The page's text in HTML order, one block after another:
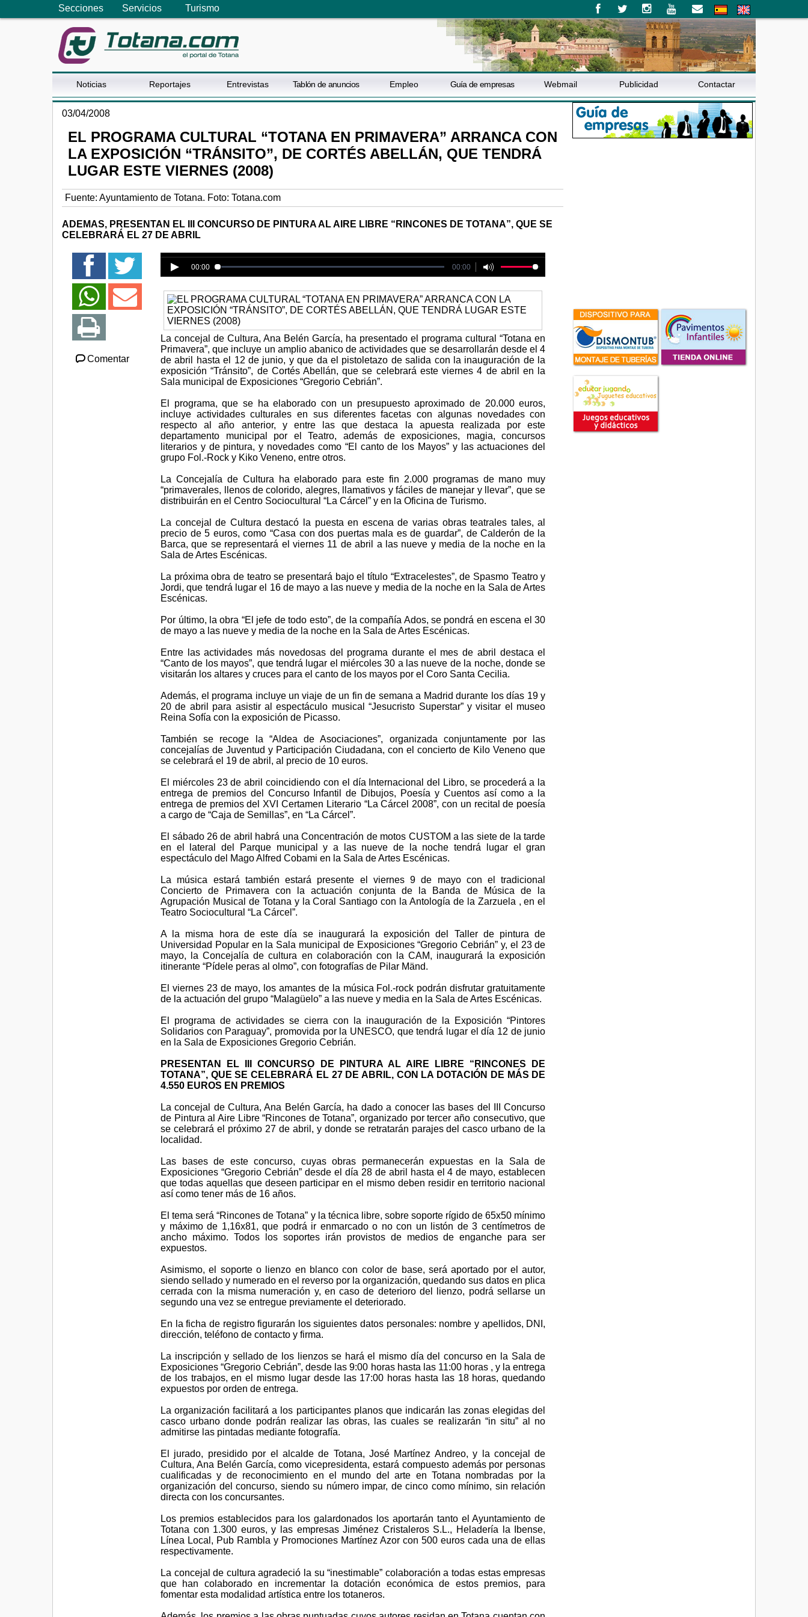
Secciones Servicios Turismo
Noticias Reportajes Entrevistas Tablón de anuncios Empleo Guía de empresas Webmail Publicidad Contactar
03/04/2008
EL PROGRAMA CULTURAL “TOTANA EN PRIMAVERA” ARRANCA CON
LA EXPOSICIÓN “TRÁNSITO”, DE CORTÉS ABELLÁN, QUE TENDRÁ
LUGAR ESTE VIERNES (2008)
Fuente: Ayuntamiento de Totana. Foto: Totana.com
ADEMAS, PRESENTAN EL III CONCURSO DE PINTURA AL AIRE LIBRE “RINCONES DE TOTANA”, QUE SE
CELEBRARÁ EL 27 DE ABRIL
Comentar
Error loading media: File could not be played
00:00 00:00
La concejal de Cultura, Ana Belén García, ha presentado el programa cultural “Totana en
Primavera”, que incluye un amplio abanico de actividades que se desarrollarán desde el 4
de abril hasta el 12 de junio, y que da el pistoletazo de salida con la inauguración de la
exposición “Tránsito”, de Cortés Abellán, que se celebrará este viernes 4 de abril en la
Sala municipal de Exposiciones “Gregorio Cebrián”.
El programa, que se ha elaborado con un presupuesto aproximado de 20.000 euros,
incluye actividades culturales en sus diferentes facetas con algunas novedades con
respecto al año anterior, y entre las que destaca la apuesta realizada por este
departamento municipal por el Teatro, además de exposiciones, magia, concursos
literarios y de pintura, y novedades como “El canto de los Mayos” y las actuaciones del
grupo Fol.-Rock y Kiko Veneno, entre otros.
La Concejalía de Cultura ha elaborado para este fin 2.000 programas de mano muy
“primaverales, llenos de colorido, alegres, llamativos y fáciles de manejar y llevar”, que se
distribuirán en el Centro Sociocultural “La Cárcel” y en la Oficina de Turismo.
La concejal de Cultura destacó la puesta en escena de varias obras teatrales tales, al
precio de 5 euros, como “Casa con dos puertas mala es de guardar”, de Calderón de la
Barca, que se representará el viernes 11 de abril a las nueve y media de la noche en la
Sala de Artes Escénicas.
La próxima obra de teatro se presentará bajo el título “Extracelestes”, de Spasmo Teatro y
Jordi, que tendrá lugar el 16 de mayo a las nueve y media de la noche en la Sala de Artes
Escénicas.
Por último, la obra “El jefe de todo esto”, de la compañía Ados, se pondrá en escena el 30
de mayo a las nueve y media de la noche en la Sala de Artes Escénicas.
Entre las actividades más novedosas del programa durante el mes de abril destaca el
“Canto de los mayos”, que tendrá lugar el miércoles 30 a las nueve de la noche, donde se
visitarán los altares y cruces para el canto de los mayos por el Coro Santa Cecilia.
Además, el programa incluye un viaje de un fin de semana a Madrid durante los días 19 y
20 de abril para asistir al espectáculo musical “Jesucristo Superstar” y visitar el museo
Reina Sofía con la exposición de Picasso.
También se recoge la “Aldea de Asociaciones”, organizada conjuntamente por las
concejalías de Juventud y Participación Ciudadana, con el concierto de Kilo Veneno que
se celebrará el 19 de abril, al precio de 10 euros.
El miércoles 23 de abril coincidiendo con el día Internacional del Libro, se procederá a la
entrega de premios del Concurso Infantil de Dibujos, Poesía y Cuentos así como a la
entrega de premios del XVI Certamen Literario “La Cárcel 2008”, con un recital de poesía
a cargo de “Caja de Semillas”, en “La Cárcel”.
El sábado 26 de abril habrá una Concentración de motos CUSTOM a las siete de la tarde
en el lateral del Parque municipal y a las nueve de la noche tendrá lugar el gran
espectáculo del Mago Alfred Cobami en la Sala de Artes Escénicas.
La música estará también estará presente el viernes 9 de mayo con el tradicional
Concierto de Primavera con la actuación conjunta de la Banda de Música de la
Agrupación Musical de Totana y la Coral Santiago con la Antología de la Zarzuela , en el
Teatro Sociocultural “La Cárcel”.
A la misma hora de este día se inaugurará la exposición del Taller de pintura de
Universidad Popular en la Sala municipal de Exposiciones “Gregorio Cebrián” y, el 23 de
mayo, la Concejalía de cultura en colaboración con la CAM, inaugurará la exposición
itinerante “Pídele peras al olmo”, con fotografías de Pilar Mänd.
El viernes 23 de mayo, los amantes de la música Fol.-rock podrán disfrutar gratuitamente
de la actuación del grupo “Malagüelo” a las nueve y media en la Sala de Artes Escénicas.
El programa de actividades se cierra con la inauguración de la Exposición “Pintores
Solidarios con Paraguay”, promovida por la UNESCO, que tendrá lugar el día 12 de junio
en la Sala de Exposiciones Gregorio Cebrián.
PRESENTAN EL III CONCURSO DE PINTURA AL AIRE LIBRE “RINCONES DE
TOTANA”, QUE SE CELEBRARÁ EL 27 DE ABRIL, CON LA DOTACIÓN DE MÁS DE
4.550 EUROS EN PREMIOS
La concejal de Cultura, Ana Belén García, ha dado a conocer las bases del III Concurso
de Pintura al Aire Libre “Rincones de Totana”, organizado por tercer año consecutivo, que
se celebrará el próximo 27 de abril, y donde se retratarán parajes del casco urbano de la
localidad.
Las bases de este concurso, cuyas obras permanecerán expuestas en la Sala de
Exposiciones “Gregorio Cebrián” desde el día 28 de abril hasta el 4 de mayo, establecen
que todas aquellas que deseen participar en el mismo deben residir en territorio nacional
así como tener más de 16 años.
El tema será “Rincones de Totana” y la técnica libre, sobre soporte rígido de 65x50 mínimo
y máximo de 1,16x81, que podrá ir enmarcado o no con un listón de 3 centímetros de
ancho máximo. Todos los soportes irán provistos de medios de enganche para ser
expuestos.
Asimismo, el soporte o lienzo en blanco con color de base, será aportado por el autor,
siendo sellado y numerado en el reverso por la organización, quedando sus datos en plica
cerrada con la misma numeración y, en caso de deterioro del lienzo, podrá sellarse un
segundo una vez se entregue previamente el deteriorado.
En la ficha de registro figurarán los siguientes datos personales: nombre y apellidos, DNI,
dirección, teléfono de contacto y firma.
La inscripción y sellado de los lienzos se hará el mismo día del concurso en la Sala de
Exposiciones “Gregorio Cebrián”, desde las 9:00 horas hasta las 11:00 horas , y la entrega
de los trabajos, en el mismo lugar desde las 17:00 horas hasta las 18 horas, quedando
expuestos por orden de entrega.
La organización facilitará a los participantes planos que indicarán las zonas elegidas del
casco urbano donde podrán realizar las obras, las cuales se realizarán “in situ” al no
admitirse las pintadas mediante fotografía.
El jurado, presidido por el alcalde de Totana, José Martínez Andreo, y la concejal de
Cultura, Ana Belén García, como vicepresidenta, estará compuesto además por personas
cualificadas y de reconocimiento en el mundo del arte en Totana nombradas por la
organización del concurso, siendo su número impar, de cinco como mínimo, sin relación
directa con los concursantes.
Los premios establecidos para los galardonados los aportarán tanto el Ayuntamiento de
Totana con 1.300 euros, y las empresas Jiménez Cristaleros S.L., Heladería la Ibense,
Línea Local, Pub Rambla y Promociones Martínez Azor con 500 euros cada una de ellas
respectivamente.
La concejal de cultura agradeció la su “inestimable” colaboración a todas estas empresas
que han colaborado en incrementar la dotación económica de estos premios, para
fomentar esta modalidad artística entre los totaneros.